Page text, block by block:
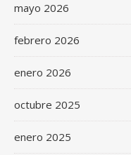
mayo 2026
febrero 2026
enero 2026
octubre 2025
enero 2025